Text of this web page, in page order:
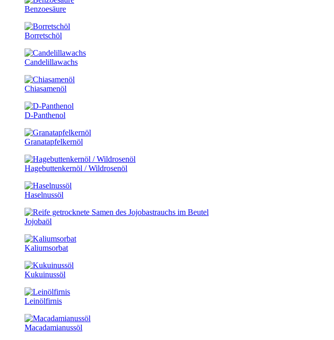
Benzoesäure
Borretschöl
Candelillawachs
Chiasamenöl
D-Panthenol
Granatapfelkernöl
Hagebuttenkernöl / Wildrosenöl
Haselnussöl
Jojobaöl
Kaliumsorbat
Kukuinussöl
Leinölfirnis
Macadamianussöl